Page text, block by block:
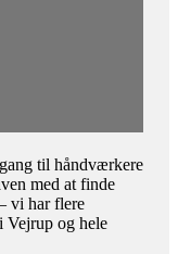
til håndværkere
med at finde
vi har flere
Vejrup og hele